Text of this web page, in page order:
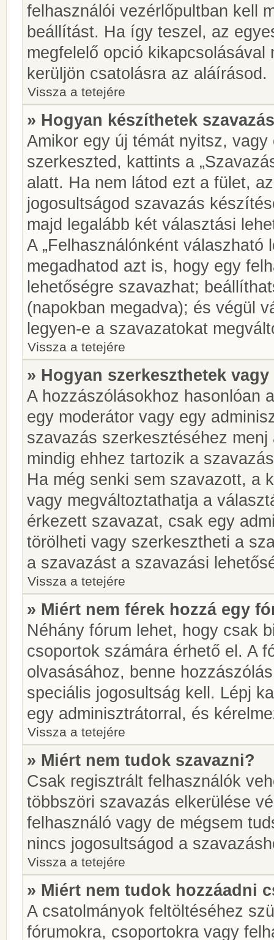
felhasználói vezérlőpultban kell
beállítást. Ha így teszel, az
megfelelő opció
kerüljön csatolásra az aláírásod.
Vissza a tetejére
» Hogyan készíthetek
Amikor egy új témát nyitsz,
szerkeszted, kattints a
alatt. Ha nem látod ezt a fület,
jogosultságod szavazás
majd legalább két választási
A „Felhasználónként válaszható
megadhatod azt is, hogy egy
lehetőségre szavazhat;
(napokban megadva); és végül
legyen-e a szavazatokat
Vissza a tetejére
» Hogyan szerkeszthetek
A hozzászólásokhoz hasonlóan
egy moderátor vagy egy
szavazás szerkesztéséhez
mindig ehhez tartozik a
Ha még senki sem szavazott, a
vagy megváltoztathatja a
érkezett szavazat, csak egy
törölheti vagy szerkesztheti a
a szavazást a szavazási
Vissza a tetejére
» Miért nem férek hozzá egy
Néhány fórum lehet, hogy csak
csoportok számára érhető el. A
olvasásához, benne
speciális jogosultság kell. Lépj
egy adminisztrátorral, és
Vissza a tetejére
» Miért nem tudok szavazni?
Csak regisztrált felhasználók
többszöri szavazás elkerülése
felhasználó vagy de mégsem
nincs jogosultságod a
Vissza a tetejére
» Miért nem tudok hozzáadni
A csatolmányok feltöltéséhez
fórumokra, csoportokra vagy